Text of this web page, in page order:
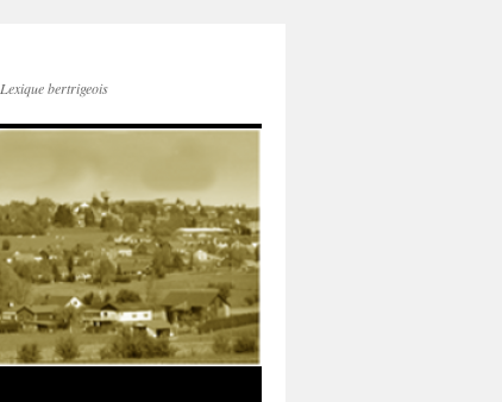
Lexique bertrigeois